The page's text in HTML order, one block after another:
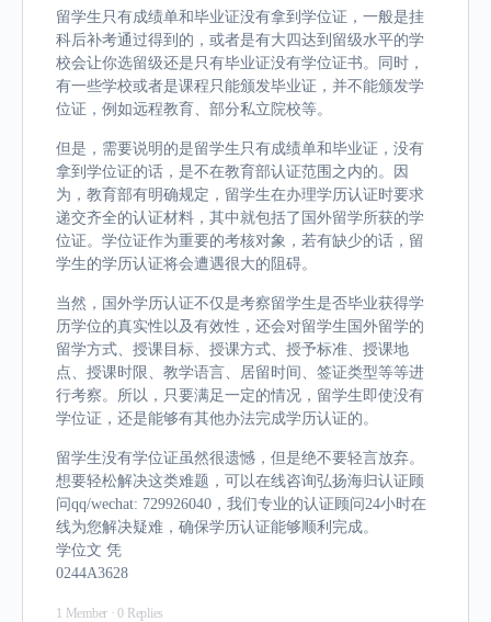
留学生只有成绩单和毕业证没有拿到学位证，一般是挂
科后补考通过得到的，或者是有大四达到留级水平的学
校会让你选留级还是只有毕业证没有学位证书。同时，
有一些学校或者是课程只能颁发毕业证，并不能颁发学
位证，例如远程教育、部分私立院校等。
但是，需要说明的是留学生只有成绩单和毕业证，没有
拿到学位证的话，是不在教育部认证范围之内的。因
为，教育部有明确规定，留学生在办理学历认证时要求
递交齐全的认证材料，其中就包括了国外留学所获的学
位证。学位证作为重要的考核对象，若有缺少的话，留
学生的学历认证将会遭遇很大的阻碍。
当然，国外学历认证不仅是考察留学生是否毕业获得学
历学位的真实性以及有效性，还会对留学生国外留学的
留学方式、授课目标、授课方式、授予标准、授课地
点、授课时限、教学语言、居留时间、签证类型等等进
行考察。所以，只要满足一定的情况，留学生即使没有
学位证，还是能够有其他办法完成学历认证的。
留学生没有学位证虽然很遗憾，但是绝不要轻言放弃。
想要轻松解决这类难题，可以在线咨询弘扬海归认证顾
问qq/wechat: 729926040，我们专业的认证顾问24小时在
线为您解决疑难，确保学历认证能够顺利完成。
学位文 凭
0244A3628
1 Member · 0 Replies